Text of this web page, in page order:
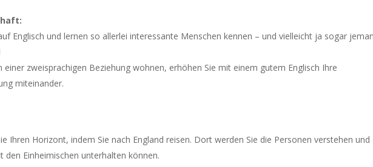
Englisch und lernen so allerlei interessante Menschen kennen – und vielleicht ja sogar
einer zweisprachigen Beziehung wohnen, erhöhen Sie mit einem gutem Englisch Ihre
miteinander.
Ihren Horizont, indem Sie nach England reisen. Dort werden Sie die Personen verstehen und
den Einheimischen unterhalten können.